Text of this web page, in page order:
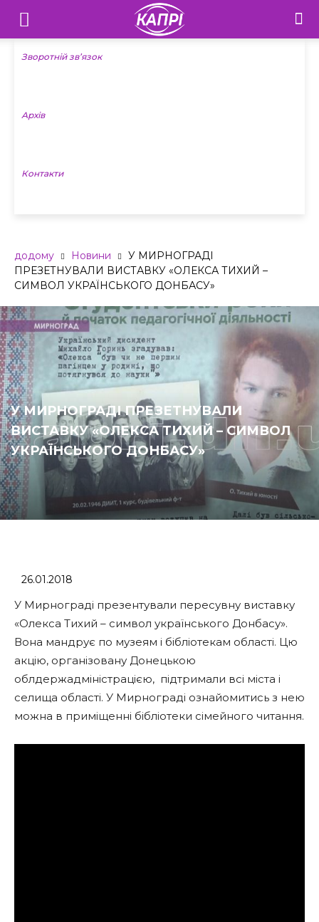
Телебачення
«Капрі»
Новини
Зворотній зв’язок
Архів
Контакти
додому Новини
У МИРНОГРАДІ
ПРЕЗЕТНУВАЛИ ВИСТАВКУ «ОЛЕКСА ТИХИЙ –
СИМВОЛ УКРАЇНСЬКОГО ДОНБАСУ»
У МИРНОГРАДІ ПРЕЗЕТНУВАЛИ
ВИСТАВКУ «ОЛЕКСА ТИХИЙ – СИМВОЛ
УКРАЇНСЬКОГО ДОНБАСУ»
26.01.2018
У Мирнограді презентували пересувну виставку
«Олекса Тихий – символ українського Донбасу».
Вона мандрує по музеям і бібліотекам області. Цю
акцію, організовану Донецькою
облдержадміністрацією, підтримали всі міста і
селища області. У Мирнограді ознайомитись з нею
можна в приміщенні бібліотеки сімейного читання.